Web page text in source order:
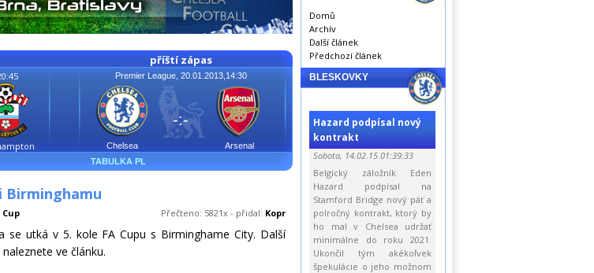
příští zápas
Premier League, 20.01.2013,14:30
Chelsea Arsenal
-:-
TABULKA PL
Birminghamu
Cup Přečteno: 5821x - přidal: Kopr
se utká v 5. kole FA Cupu s Birminghame City. Další
naleznete ve článku.
Domů
Archív
Další článek
Předchozí článek
BLESKOVKY
Hazard podpísal nový
kontrakt
Sobota, 14.02.15 01:39:33
Belgický záložník Eden
Hazard podpísal na
Stamford Bridge nový päť a
polročný kontrakt, ktorý by
ho mal v Chelsea udržať
minimálne do roku 2021.
Ukončil tým akékoľvek
špekulácie o jeho možnom